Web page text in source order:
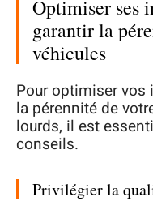
Optimiser ses
garantir la
véhicules
Pour optimiser
la pérennité de
lourds, il est
conseils.
Privilégier la